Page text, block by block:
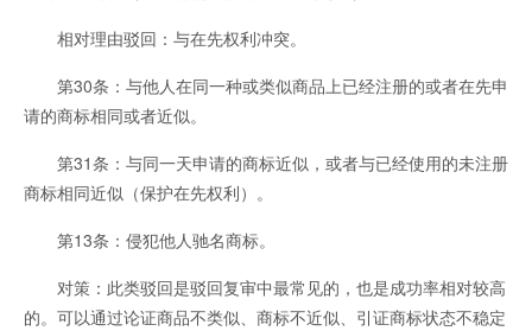
相对理由驳回：与在先权利冲突。
第30条：与他人在同一种或类似商品上已经注册的或者在先申
请的商标相同或者近似。
第31条：与同一天申请的商标近似，或者与已经使用的未注册
商标相同近似（保护在先权利）。
第13条：侵犯他人驰名商标。
对策：此类驳回是驳回复审中最常见的，也是成功率相对较高
的。可以通过论证商品不类似、商标不近似、引证商标状态不稳定